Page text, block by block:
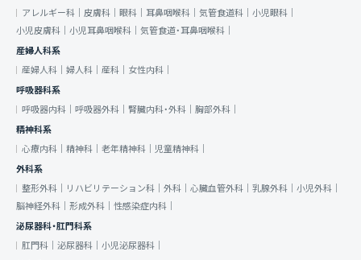
アレルギー科｜ 皮膚科｜ 眼科｜ 耳鼻咽喉科｜ 気管食道科｜ 小児眼科｜
小児皮膚科｜ 小児耳鼻咽喉科｜ 気管食道・耳鼻咽喉科｜
産婦人科系
産婦人科｜ 婦人科｜ 産科｜ 女性内科｜
呼吸器科系
呼吸器内科｜ 呼吸器外科｜ 腎臓内科・外科｜ 胸部外科｜
精神科系
心療内科｜ 精神科｜ 老年精神科｜ 児童精神科｜
外科系
整形外科｜
リハビリテーション科｜ 外科｜ 心臓血管外科｜ 乳腺外科｜ 小児外科｜
脳神経外科｜ 形成外科｜ 性感染症内科｜
泌尿器科・肛門科系
肛門科｜ 泌尿器科｜ 小児泌尿器科｜